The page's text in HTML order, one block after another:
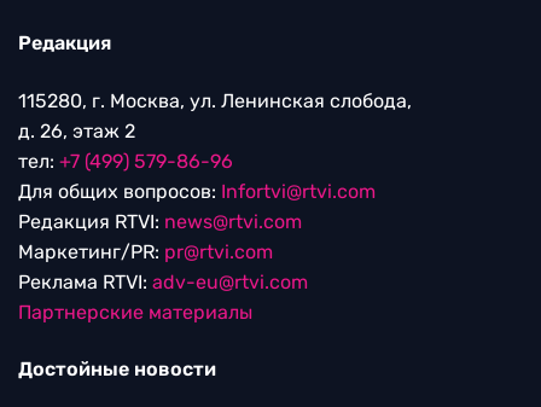
Редакция
115280, г. Москва, ул. Ленинская слобода,
д. 26, этаж 2
тел: +7 (499) 579-86-96
Для общих вопросов: Infortvi@rtvi.com
Редакция RTVI: news@rtvi.com
Маркетинг/PR: pr@rtvi.com
Реклама RTVI: adv-eu@rtvi.com
Партнерские материалы
Достойные новости